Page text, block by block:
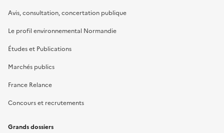
Avis, consultation, concertation publique
Le profil environnemental Normandie
Études et Publications
Marchés publics
France Relance
Concours et recrutements
Grands dossiers